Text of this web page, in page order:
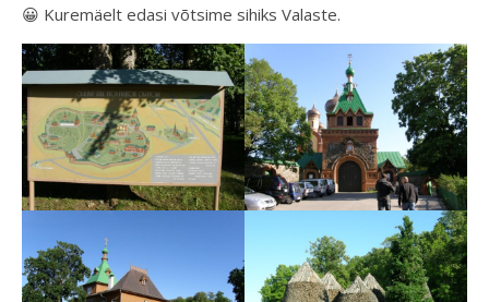
😀 Kuremäelt edasi võtsime sihiks Valaste.